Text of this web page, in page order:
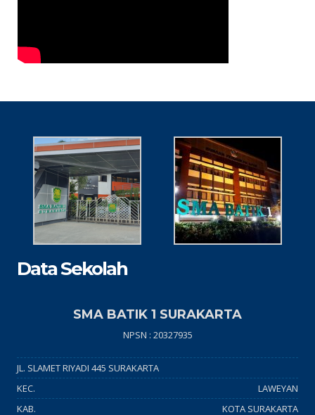
Data Sekolah
SMA BATIK 1 SURAKARTA
NPSN : 20327935
JL. SLAMET RIYADI 445 SURAKARTA
KEC.
LAWEYAN
KAB.
KOTA SURAKARTA